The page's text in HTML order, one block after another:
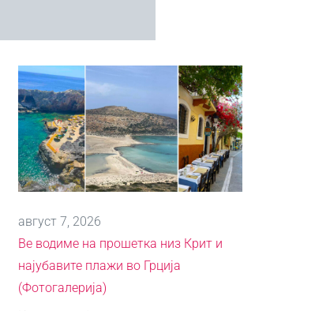
август 7, 2026
Ве водиме на прошетка низ Крит и
најубавите плажи во Грција
(Фотогалерија)